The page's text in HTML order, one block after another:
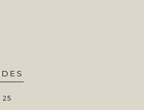
25